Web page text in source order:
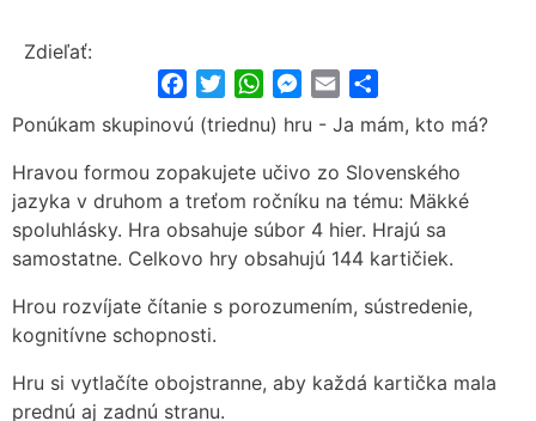
Zdieľať:
FacebookTwitterWhatsApp
Messenger
Email
Ponúkam skupinovú (triednu) hru - Ja mám, kto má?
Hravou formou zopakujete učivo zo Slovenského
jazyka v druhom a treťom ročníku na tému: Mäkké
spoluhlásky. Hra obsahuje súbor 4 hier. Hrajú sa
samostatne. Celkovo hry obsahujú 144 kartičiek.
Hrou rozvíjate čítanie s porozumením, sústredenie,
kognitívne schopnosti.
Hru si vytlačíte obojstranne, aby každá kartička mala
prednú aj zadnú stranu.